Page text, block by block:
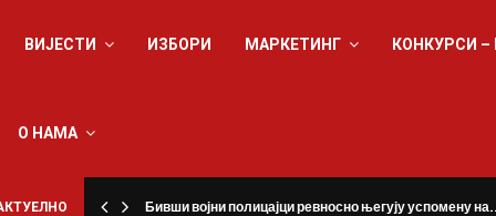
ВИЈЕСТИ ИЗБОРИ МАРКЕТИНГ КОНКУРСИ
О НАМА
Бивши војни полицајци ревносно његују успомену